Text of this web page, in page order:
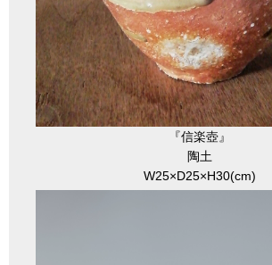
『信楽壺』
陶土
W25×D25×H30(cm)